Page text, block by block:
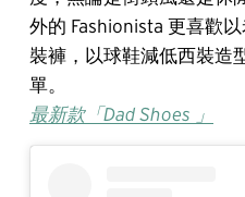
外的 Fashionista 更喜歡
裝褲，以球鞋減低西裝造
單。
最新款「Dad Shoes 」